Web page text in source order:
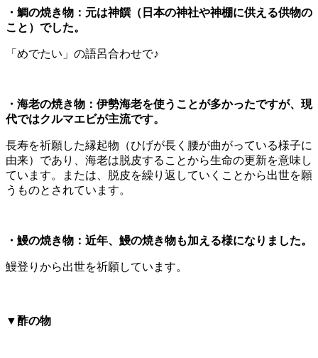
・鯛の焼き物：元は神饌（日本の神社や神棚に供える供物の
こと）でした。
「めでたい」の語呂合わせで♪
・海老の焼き物：伊勢海老を使うことが多かったですが、現
代ではクルマエビが主流です。
長寿を祈願した縁起物（ひげが長く腰が曲がっている様子に
由来）であり、海老は脱皮することから生命の更新を意味し
ています。または、脱皮を繰り返していくことから出世を願
うものとされています。
・鰻の焼き物：近年、鰻の焼き物も加える様になりました。
鰻登りから出世を祈願しています。
▼酢の物